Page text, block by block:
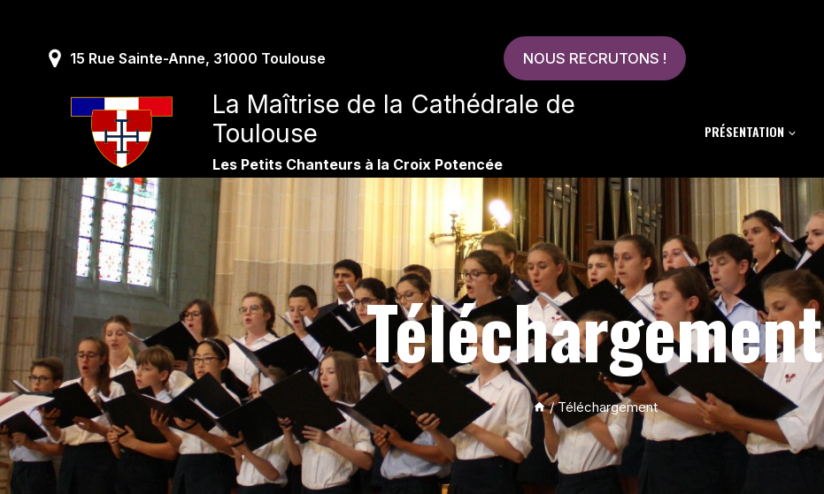
15 Rue Sainte-Anne, 31000 Toulouse NOUS RECRUTONS !
La Maîtrise de la Cathédrale de
Toulouse
Les Petits Chanteurs à la Croix Potencée
PRÉSENTATION
Téléchargement
/ Téléchargement